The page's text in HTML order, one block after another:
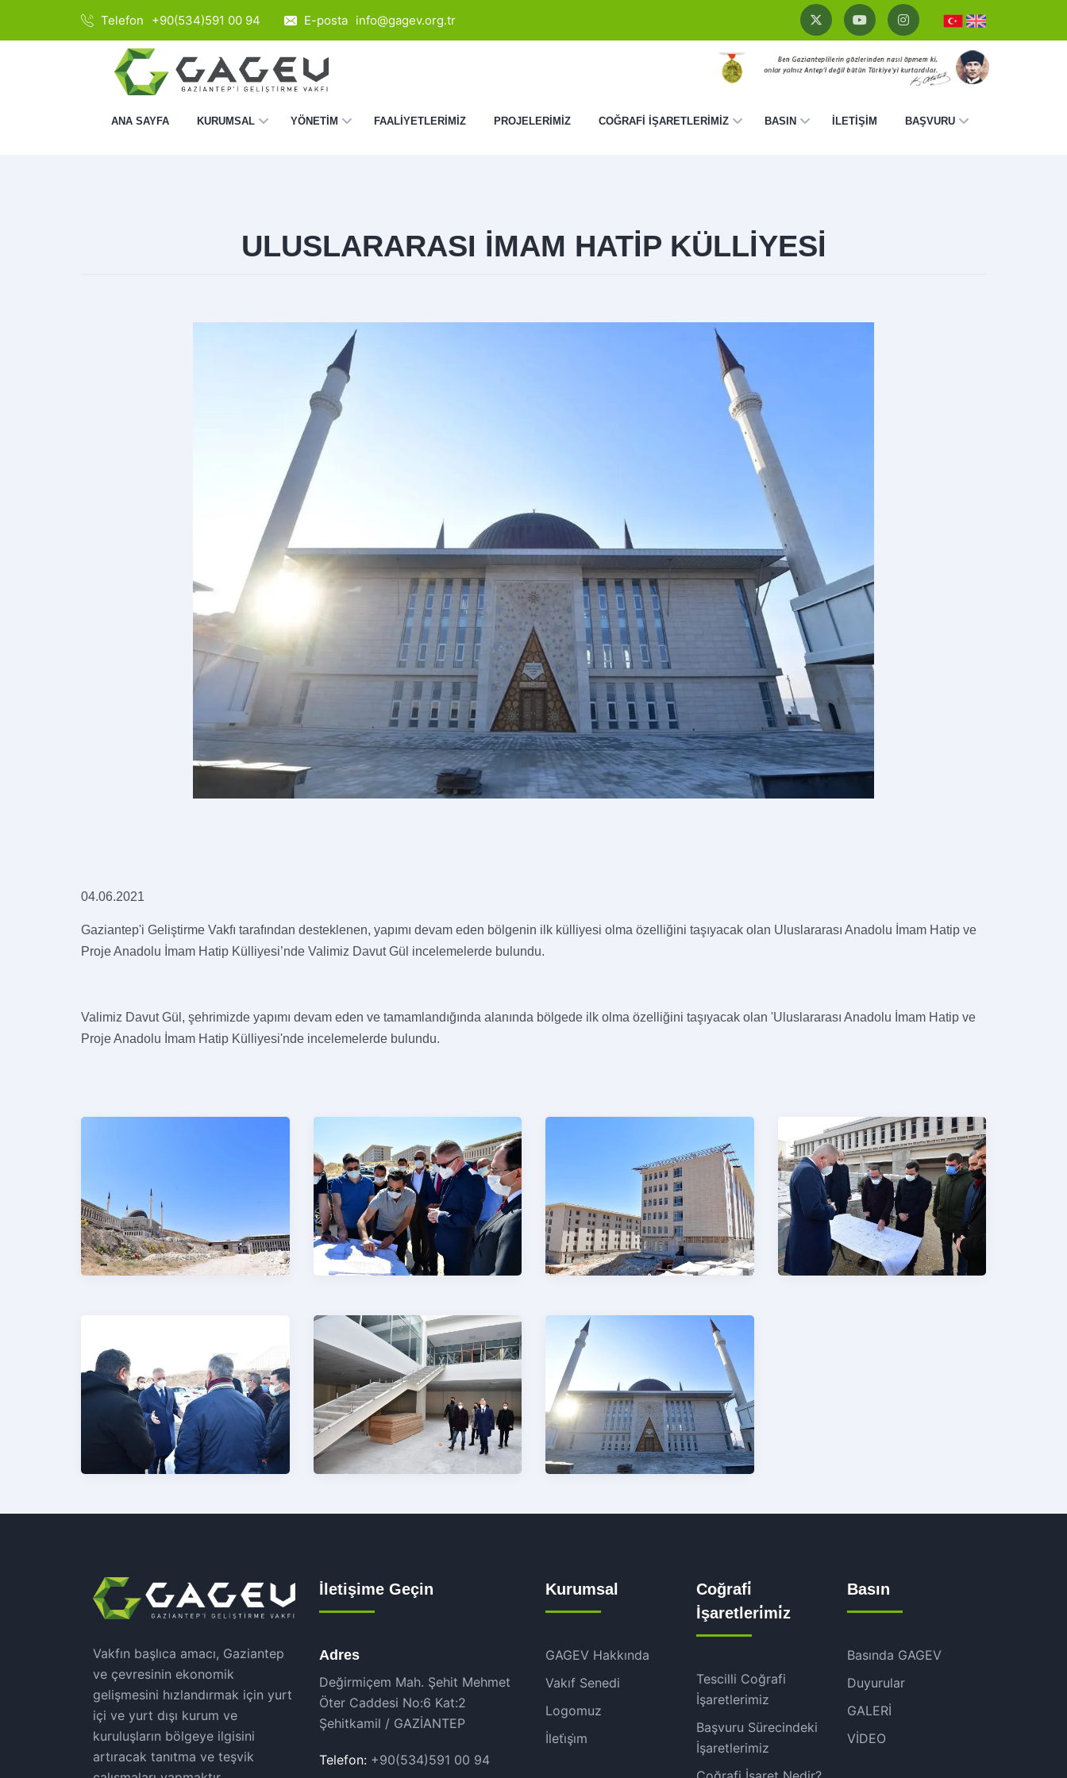
Telefon +90(534)591 00 94 E-posta info@gagev.org.tr
ANA SAYFA KURUMSAL YÖNETİM FAALİYETLERİMİZ PROJELERİMİZ COĞRAFİ İŞARETLERİMİZ BASIN İLETİŞİM BAŞVURU
ULUSLARARASI İMAM HATİP KÜLLİYESİ
04.06.2021
Gaziantep'i Geliştirme Vakfı tarafından desteklenen, yapımı devam eden bölgenin ilk külliyesi olma özelliğini taşıyacak olan Uluslararası Anadolu İmam Hatip ve
Proje Anadolu İmam Hatip Külliyesi’nde Valimiz Davut Gül incelemelerde bulundu.
Valimiz Davut Gül, şehrimizde yapımı devam eden ve tamamlandığında alanında bölgede ilk olma özelliğini taşıyacak olan 'Uluslararası Anadolu İmam Hatip ve
Proje Anadolu İmam Hatip Külliyesi'nde incelemelerde bulundu.
Vakfın başlıca amacı, Gaziantep
ve çevresinin ekonomik
gelişmesini hızlandırmak için yurt
içi ve yurt dışı kurum ve
kuruluşların bölgeye ilgisini
artıracak tanıtma ve teşvik
İletişime Geçin
Adres
Değirmiçem Mah. Şehit Mehmet
Öter Caddesi No:6 Kat:2
Şehitkamil / GAZİANTEP
Telefon: +90(534)591 00 94
Kurumsal
GAGEV Hakkında
Vakıf Senedi
Logomuz
İleti̇şi̇m
Coğrafi̇
İşaretleri̇mi̇z
Tescilli Coğrafi
İşaretlerimiz
Başvuru Sürecindeki
İşaretlerimiz
Basın
Basında GAGEV
Duyurular
GALERİ
VİDEO